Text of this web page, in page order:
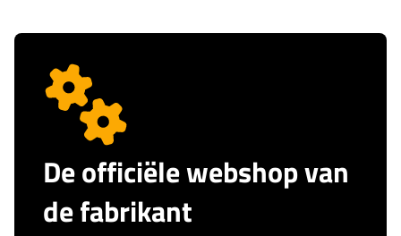
De officiële webshop van
de fabrikant